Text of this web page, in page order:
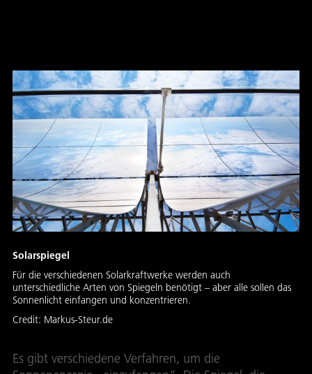
Solarspiegel
Für die verschiedenen Solarkraftwerke werden auch
unterschiedliche Arten von Spiegeln benötigt – aber alle sollen das
Sonnenlicht einfangen und konzentrieren.
Credit: Markus-Steur.de
Es gibt verschiedene Verfahren, um die